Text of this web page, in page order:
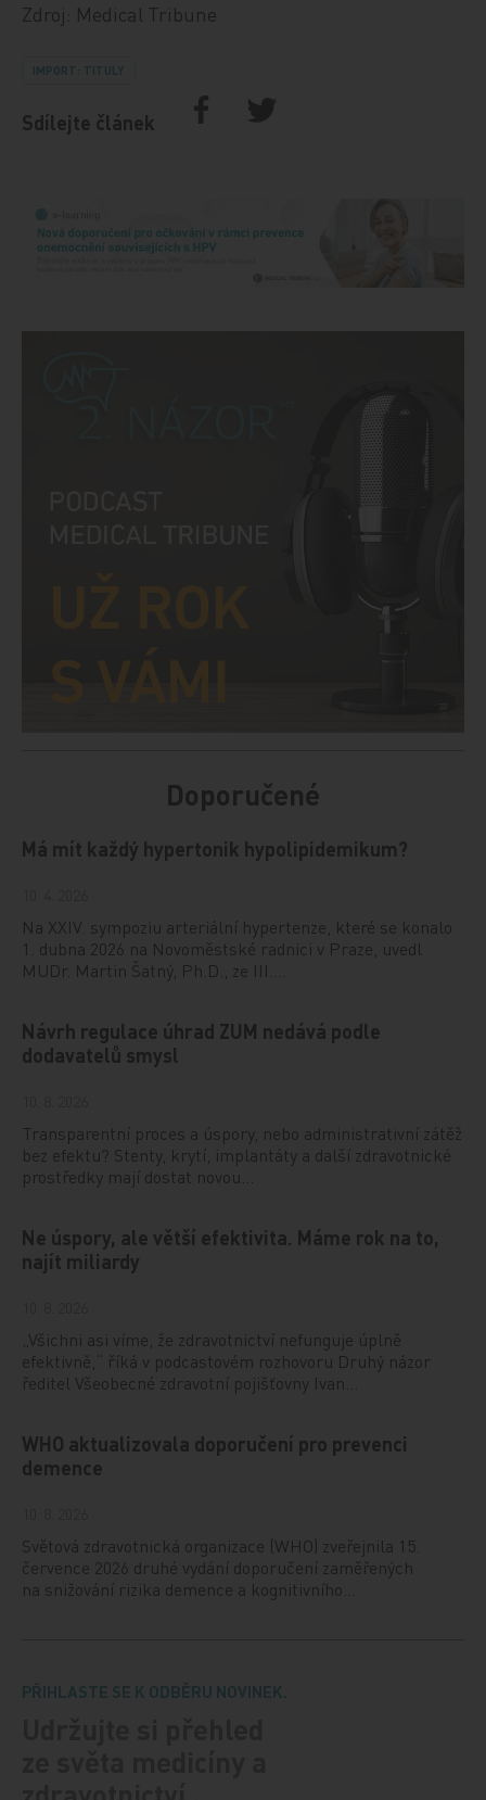
Zdroj: Medical Tribune
IMPORT: TITULY
Sdílejte článek
Doporučené
Má mít každý hypertonik hypolipidemikum?
Na XXIV. sympoziu arteriální hypertenze, které se konalo
1. dubna 2026 na Novoměstské radnici v Praze, uvedl
MUDr. Martin Šatný, Ph.D., ze III.…
Návrh regulace úhrad ZUM nedává podle
dodavatelů smysl
Transparentní proces a úspory, nebo administrativní zátěž
bez efektu? Stenty, krytí, implantáty a další zdravotnické
prostředky mají dostat novou…
Ne úspory, ale větší efektivita. Máme rok na to,
najít miliardy
„Všichni asi víme, že zdravotnictví nefunguje úplně
efektivně,“ říká v podcastovém rozhovoru Druhý názor
ředitel Všeobecné zdravotní pojišťovny Ivan…
WHO aktualizovala doporučení pro prevenci
demence
Světová zdravotnická organizace (WHO) zveřejnila 15.
července 2026 druhé vydání doporučení zaměřených
na snižování rizika demence a kognitivního…
PŘIHLASTE SE K ODBĚRU NOVINEK.